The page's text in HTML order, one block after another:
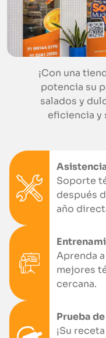
¡Con una
potencia su
salados y
eficiencia y
Soporte
después
año
Aprenda
mejores
cercana.
Prueba
¡Su